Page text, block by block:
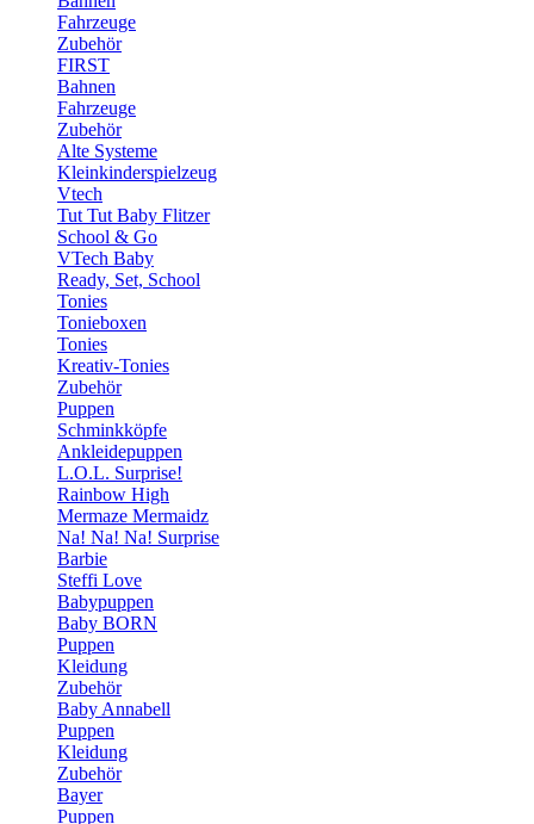
Fahrzeuge
Zubehör
FIRST
Bahnen
Fahrzeuge
Zubehör
Alte Systeme
Kleinkinderspielzeug
Vtech
Tut Tut Baby Flitzer
School & Go
VTech Baby
Ready, Set, School
Tonies
Tonieboxen
Tonies
Kreativ-Tonies
Zubehör
Puppen
Schminkköpfe
Ankleidepuppen
L.O.L. Surprise!
Rainbow High
Mermaze Mermaidz
Na! Na! Na! Surprise
Barbie
Steffi Love
Babypuppen
Baby BORN
Puppen
Kleidung
Zubehör
Baby Annabell
Puppen
Kleidung
Zubehör
Bayer
Puppen